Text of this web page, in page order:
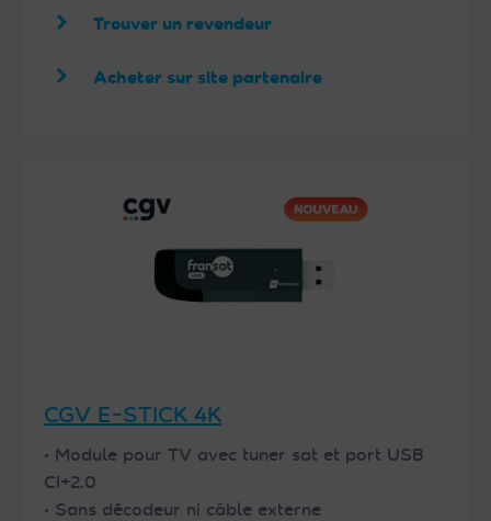
Trouver un revendeur
Acheter sur site partenaire
CGV E-STICK 4K
• Module pour TV avec tuner sat et port USB
CI+2.0
• Sans décodeur ni câble externe